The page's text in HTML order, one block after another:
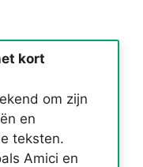
kort
om zijn
en
teksten.
Amici en